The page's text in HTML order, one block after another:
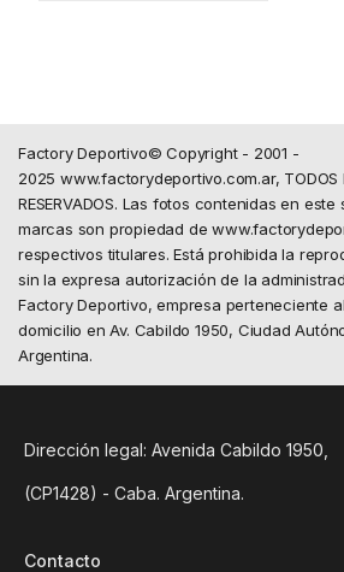
Factory Deportivo© Copyright - 2001 -
2025 www.factorydeportivo.com.ar, TODOS
RESERVADOS. Las fotos contenidas en
marcas son propiedad de
respectivos titulares. Está prohibida la
sin la expresa autorización de la
Factory Deportivo, empresa perteneciente al
domicilio en Av. Cabildo 1950, Ciudad
Argentina.
Dirección legal: Avenida Cabildo 1950,
(CP1428) - Caba. Argentina.
Contacto